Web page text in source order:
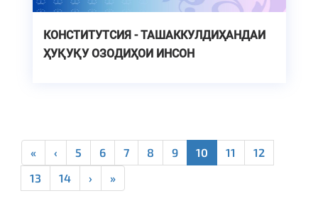
КОНСТИТУТСИЯ - ТАШАККУЛДИҲАНДАИ
ҲУҚУҚУ ОЗОДИҲОИ ИНСОН
« ‹ 5 6 7 8 9 10 11
12
13
14 › »